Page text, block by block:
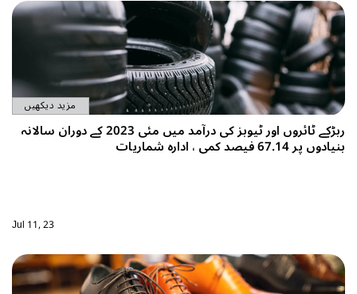
مزید دیکھیں
ربڑکے ٹائروں اور ٹیوبز کی درآمد میں مئی 2023 کے دوران سالانہ
بنیادوں پر 67.14 فیصد کمی ، ادارہ شماریات
Jul 11, 23